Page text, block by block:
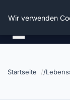
Die
Startseite
Wir verwenden